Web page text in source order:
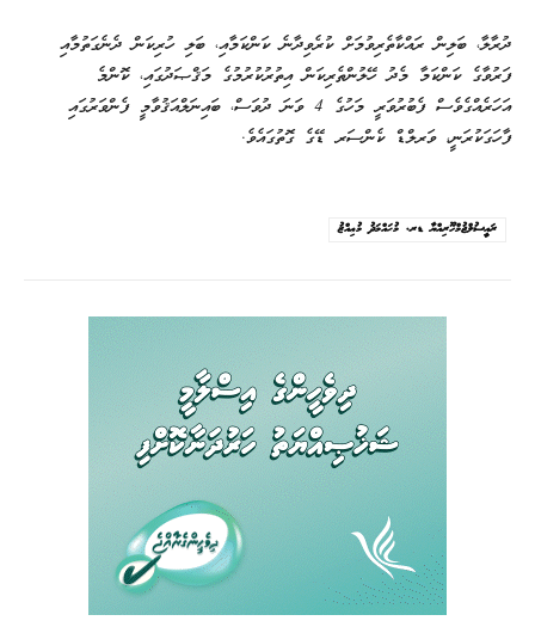
ދުރާލާ، ބަލިން ރައްކާތެރިވުމަށް ކުރެވިދާނެ ކަންކަމާއި، ބަލި ހުރިކަން ދެނެގަތުމާއި
ފަރުވާގެ ކަންކަމާ މެދު ހޭލުންތެރިކަން އިތުރުކުރުމުގެ މަޤްޞަދުގައި، ކޮންމެ
އަހަރެއްގެވެސް ފެބުރުވަރީ މަހުގެ 4 ވަނަ ދުވަސް، ބައިނަލްއަޤުވާމީ ފެންވަރުގައި
ފާހަގަކުރަނީ، ވަރލްޑް ކެންސަރ ޑޭގެ ގޮތުގައެވެ.
ރައީސުލްޖުމްހޫރިއްޔާ ޑރ. މުޙައްމަދު މުޢިއްޒު